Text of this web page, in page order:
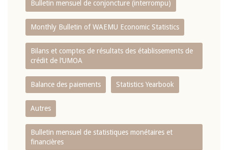
Bulletin mensuel de conjoncture (interrompu)
Monthly Bulletin of WAEMU Economic Statistics
Bilans et comptes de résultats des établissements de
crédit de l‘UMOA
Balance des paiements Statistics Yearbook
Autres
Bulletin mensuel de statistiques monétaires et
financières